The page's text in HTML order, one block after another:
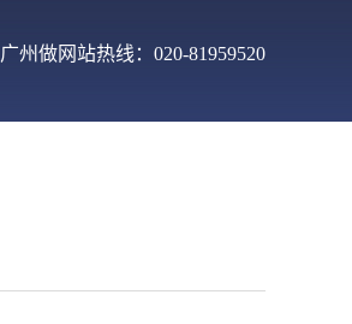
广州做网站热线：020-81959520